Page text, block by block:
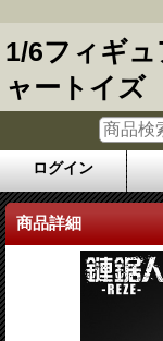
1/6フィギ
ャートイズ
ログイン
商品詳細